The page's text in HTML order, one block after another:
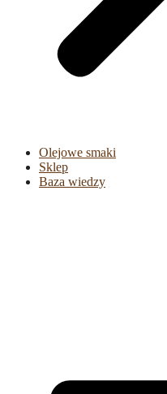
Olejowe smaki
Sklep
Baza wiedzy